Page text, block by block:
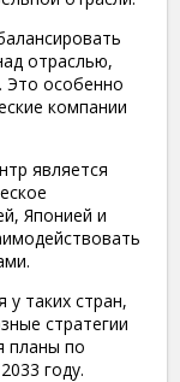
отраслью,
Это особенно
компании
является
Японией и
таких стран,
стратегии
планы по
году.